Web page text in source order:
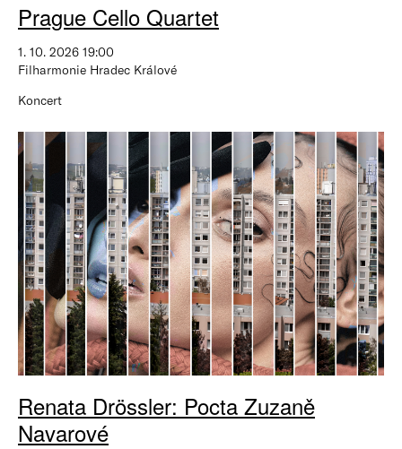
Prague Cello Quartet
1. 10. 2026 19:00
Filharmonie Hradec Králové
Koncert
Renata Drössler: Pocta Zuzaně
Navarové